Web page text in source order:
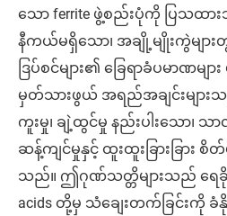
သော ferrite ဖွဲ့စည်းပုံကို ပြသထာ
နီကယ်မရှိသော၊ အချို့မျိုးကွဲများတွင်
ဒြပ်စင်များ၏ ခြေရာခံပမာဏမျာ
မှတ်သားဖွယ် အရည်အချင်းများသ
ကူးမှု၊ ချဲ့ထွင်မှု နည်းပါးသော၊
ဆန့်ကျင်မှုနှင့် ထူးထူးခြားခြား
သည်။ ဤဂုဏ်သတ္တိများသည် ရေခိုး
acids တို့မှ သံချေးတက်ခြင်းကို